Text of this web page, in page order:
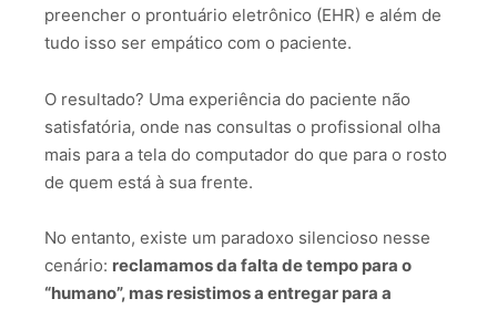
preencher o prontuário eletrônico (EHR) e além de
tudo isso ser empático com o paciente.
O resultado? Uma experiência do paciente não
satisfatória, onde nas consultas o profissional olha
mais para a tela do computador do que para o rosto
de quem está à sua frente.
No entanto, existe um paradoxo silencioso nesse
cenário: reclamamos da falta de tempo para o
“humano”, mas resistimos a entregar para a